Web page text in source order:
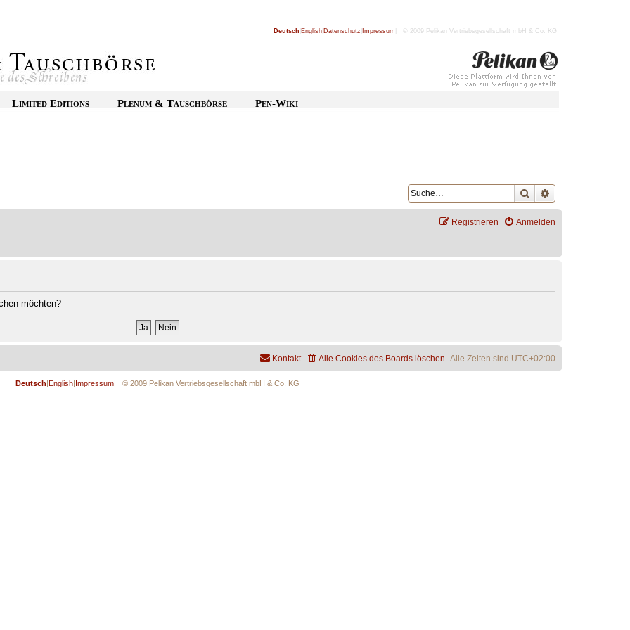
Deutsch English Datenschutz Impressum | © 2009 Pelikan Vertriebsgesellschaft mbH & Co. KG
Limited Editions Plenum & Tauschbörse Pen-Wiki
Suche
Anmelden
Registrieren
möchten?
Alle Zeiten sind UTC+02:00
Alle Cookies des Boards löschen
Kontakt
Deutsch|English|Impressum| © 2009 Pelikan Vertriebsgesellschaft mbH & Co. KG